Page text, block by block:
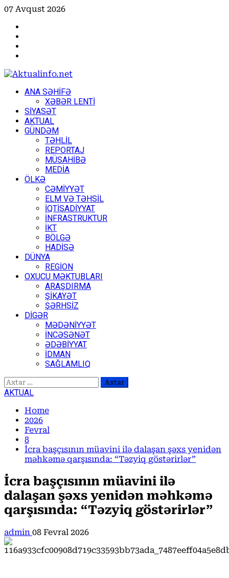
Skip
content
07 Avqust 2026
PrimaryANA SƏHİFƏ
XƏBƏR LENTİ
SİYASƏT
AKTUAL
GÜNDƏM
TƏHLİL
REPORTAJ
MÜSAHİBƏ
MEDİA
ÖLKƏ
CƏMİYYƏT
ELM VƏ TƏHSİL
İQTİSADİYYAT
İNFRASTRUKTUR
İKT
BÖLGƏ
HADİSƏ
DÜNYA
REGİON
OXUCU MƏKTUBLARI
ARAŞDIRMA
ŞİKAYƏT
ŞƏRHSİZ
DİGƏR
MƏDƏNİYYƏT
İNCƏSƏNƏT
ƏDƏBİYYAT
İDMAN
SAĞLAMLIQ
Axtarış:
AKTUAL
Home
2026
Fevral
8
İcra başçısının müavini ilə dalaşan şəxs yenidən
məhkəmə qarşısında: “Təzyiq göstərirlər”
İcra başçısının müavini ilə
dalaşan şəxs yenidən məhkəmə
qarşısında: “Təzyiq göstərirlər”
admin 08 Fevral 2026